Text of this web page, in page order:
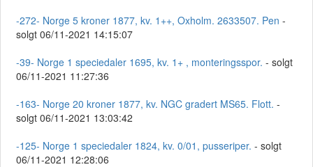
-272- Norge 5 kroner 1877, kv. 1++, Oxholm. 2633507. Pen -
solgt 06/11-2021 14:15:07
-39- Norge 1 speciedaler 1695, kv. 1+ , monteringsspor. - solgt
06/11-2021 11:27:36
-163- Norge 20 kroner 1877, kv. NGC gradert MS65. Flott. -
solgt 06/11-2021 13:03:42
-125- Norge 1 speciedaler 1824, kv. 0/01, pusseriper. - solgt
06/11-2021 12:28:06